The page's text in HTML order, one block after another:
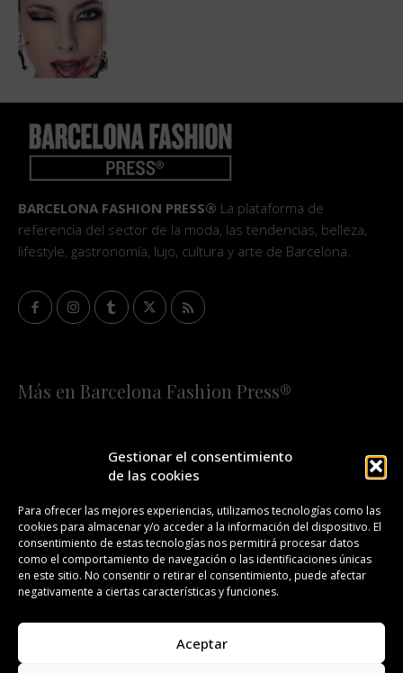
Gestionar el consentimiento
de las cookies
Para ofrecer las mejores experiencias, utilizamos tecnologías como las
cookies para almacenar y/o acceder a la información del dispositivo. El
consentimiento de estas tecnologías nos permitirá procesar datos
como el comportamiento de navegación o las identificaciones únicas
en este sitio. No consentir o retirar el consentimiento, puede afectar
negativamente a ciertas características y funciones.
Aceptar
BARCELONA FASHION PRESS® La plataforma de
referencia del sector de la moda, las tendencias, belleza,
lifestyle, gastronomía, lujo, cultura y arte de Barcelona.
Más en Barcelona Fashion Press®
¡SUSCRÍBETE A NUESTRA FASHION NEWS!
CONTACTO REDACCIÓN PUBLICIDAD
ISSN 2385-4839 DL B 27443-2014